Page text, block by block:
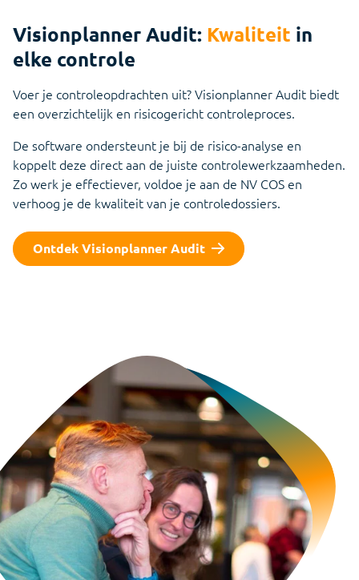
Visionplanner Audit: Kwaliteit in
elke controle
Voer je controleopdrachten uit? Visionplanner Audit biedt
een overzichtelijk en risicogericht controleproces.
De software ondersteunt je bij de risico-analyse en
koppelt deze direct aan de juiste controlewerkzaamheden.
Zo werk je effectiever, voldoe je aan de NV COS en
verhoog je de kwaliteit van je controledossiers.
Ontdek Visionplanner Audit